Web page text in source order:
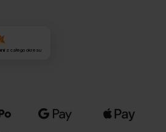
z całego okresu